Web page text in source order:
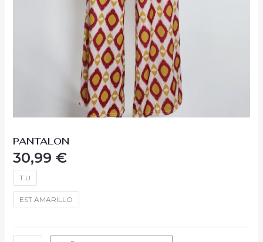
PANTALON
30,99 €
T.U
EST.AMARILLO